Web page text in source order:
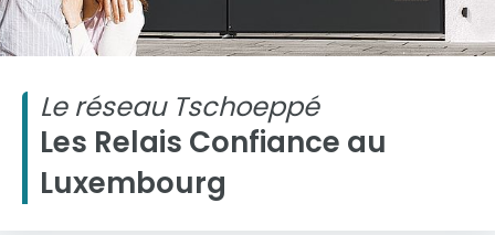
Le réseau Tschoeppé
Les Relais Confiance au
Luxembourg